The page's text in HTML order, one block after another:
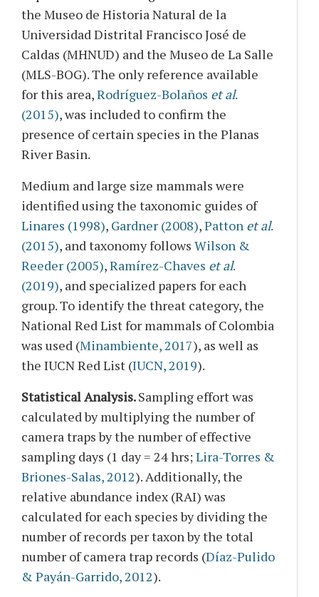
the Museo de Historia Natural de la
Universidad Distrital Francisco José de
Caldas (MHNUD) and the Museo de La Salle
(MLS-BOG). The only reference available
for this area,Rodríguez-Bolaños et al.
(2015), was included to confirm the
presence of certain species in the Planas
River Basin.
Medium and large size mammals were
identified using the taxonomic guides of
Linares (1998), Gardner (2008),Patton et al.
(2015), and taxonomy follows Wilson &
Reeder (2005),Ramírez-Chaves et al.
(2019), and specialized papers for each
group. To identify the threat category, the
National Red List for mammals of Colombia
was used (Minambiente, 2017), as well as
the IUCN Red List (IUCN, 2019).
Statistical Analysis.Sampling effort was
calculated by multiplying the number of
camera traps by the number of effective
sampling days (1 day = 24 hrs; Lira-Torres &
Briones-Salas, 2012). Additionally, the
relative abundance index (RAI) was
calculated for each species by dividing the
number of records per taxon by the total
number of camera trap records (Díaz-Pulido
& Payán-Garrido, 2012).